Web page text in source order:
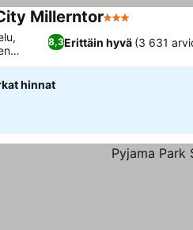
Millerntor3 Tähtiluokitus
8,3Erittäin hyvä (3 631
hinnat